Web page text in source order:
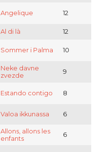
Angelique 12
Al di là 12
Sommer i Palma 10
Neke davne
zvezde
9
Estando contigo 8
Valoa ikkunassa 6
Allons, allons les
enfants
6